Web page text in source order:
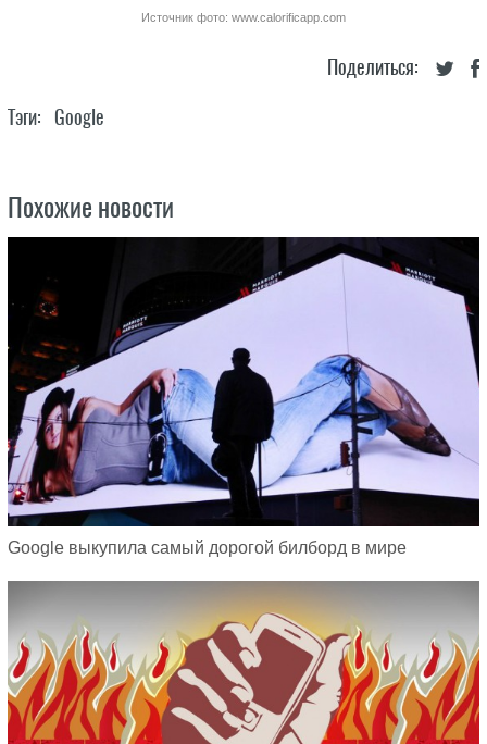
Источник фото: www.calorificapp.com
Поделиться:
Тэги: Google
Похожие новости
Google выкупила самый дорогой билборд в мире